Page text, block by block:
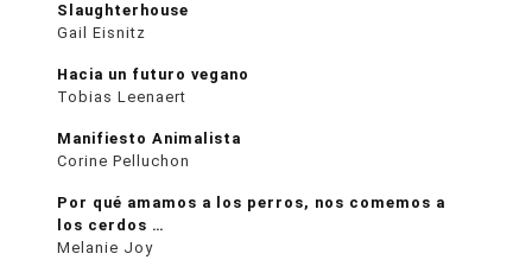
Slaughterhouse
Gail Eisnitz
Hacia un futuro vegano
Tobias Leenaert
Manifiesto Animalista
Corine Pelluchon
Por qué amamos a los perros, nos comemos a
los cerdos …
Melanie Joy